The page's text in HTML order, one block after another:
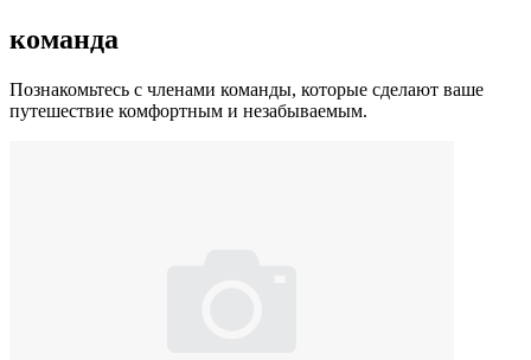
команда
Познакомьтесь с членами команды, которые сделают ваше
путешествие комфортным и незабываемым.